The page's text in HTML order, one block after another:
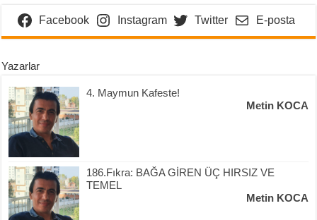
Facebook Instagram Twitter E-posta
Yazarlar
4. Maymun Kafeste!
Metin KOCA
186.Fıkra: BAĞA GİREN ÜÇ HIRSIZ VE
TEMEL
Metin KOCA